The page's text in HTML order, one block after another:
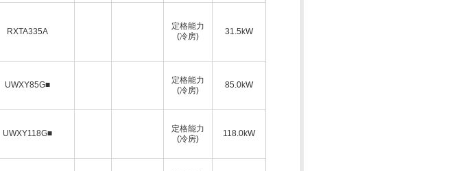
RXTA335A
定格能力
(冷房)
31.5kW
UWXY85G■
定格能力
(冷房)
85.0kW
UWXY118G■
定格能力
(冷房)
118.0kW